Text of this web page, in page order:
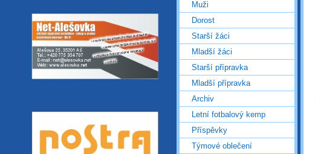
Muži
Dorost
Starší žáci
Mladší žáci
Starší přípravka
Mladší přípravka
Archiv
Letní fotbalový kemp
Příspěvky
Týmové oblečení